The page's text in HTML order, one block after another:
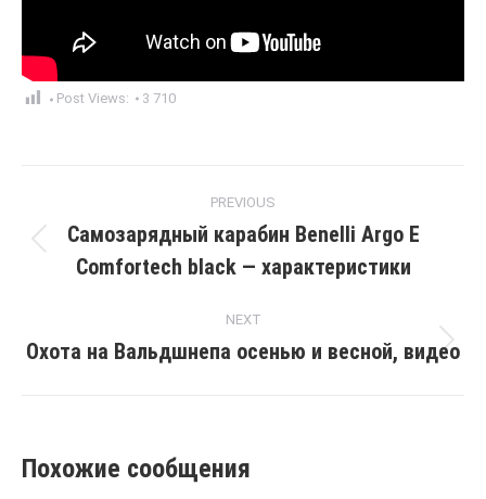
Post Views: 3 710
navigation
PREVIOUS
post:
Самозарядный карабин Benelli Argo E
Comfortech black — характеристики
NEXT
Next
Охота на Вальдшнепа осенью и весной, видео
Похожие сообщения